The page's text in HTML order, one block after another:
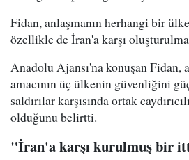
Fidan, anlaşmanın herhangi bir
özellikle de İran'a karşı
Anadolu Ajansı'na konuşan Fidan,
amacının üç ülkenin güvenliğini
saldırılar karşısında ortak
olduğunu belirtti.
"İran'a karşı kurulmuş bir